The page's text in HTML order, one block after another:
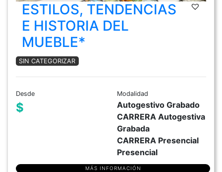
ESTILOS, TENDENCIAS
E HISTORIA DEL
MUEBLE*
SIN CATEGORIZAR
Desde
$
Modalidad
Autogestivo Grabado
CARRERA Autogestiva
Grabada
CARRERA Presencial
Presencial
MÁS INFORMACIÓN